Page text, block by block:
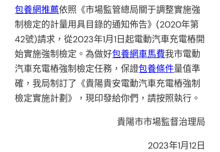
包養網推薦依照《市場監管總局關于調整實施強
制檢定的計量用具目錄的通知佈告》(2020年第
42號)請求，從2023年1月1日起電動汽車充電樁開
始實施強制檢定。為做好包養網車馬費我市電動
汽車充電樁強制檢定任務，保證包養條件量值準
確，我局制訂了《貴陽貴安電動汽車充電樁強制
檢定實施計劃》，現印發給你們，請按照執行。
貴陽市市場監督治理局
2023年1月12日